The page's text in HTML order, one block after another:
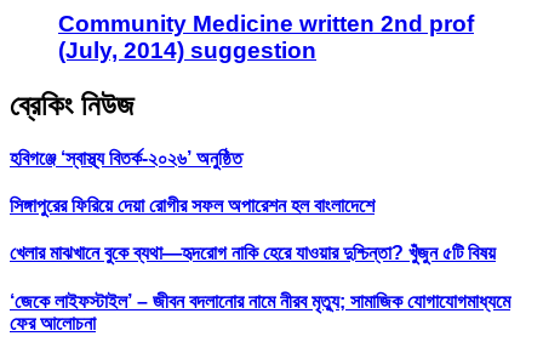
Community Medicine written 2nd prof
(July, 2014) suggestion
ব্রেকিং নিউজ
হবিগঞ্জে ‘স্বাস্থ্য বিতর্ক-২০২৬’ অনুষ্ঠিত
সিঙ্গাপুরের ফিরিয়ে দেয়া রোগীর সফল অপারেশন হল বাংলাদেশে
খেলার মাঝখানে বুকে ব্যথা—হৃদরোগ নাকি হেরে যাওয়ার দুশ্চিন্তা? খুঁজুন ৫টি বিষয়
‘জেকে লাইফস্টাইল’ – জীবন বদলানোর নামে নীরব মৃত্যু; সামাজিক যোগাযোগমাধ্যমে
ফের আলোচনা